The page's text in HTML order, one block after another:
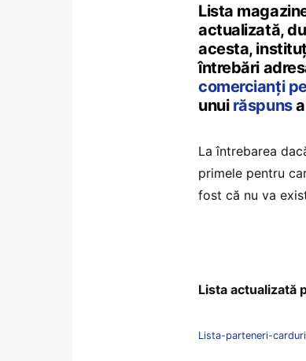
Lista
actualizată,
acesta,
întrebări
comercianți
unui răspuns
La întrebarea
primele pentru
fost că nu va
Lista actualizată
Lista-parteneri-